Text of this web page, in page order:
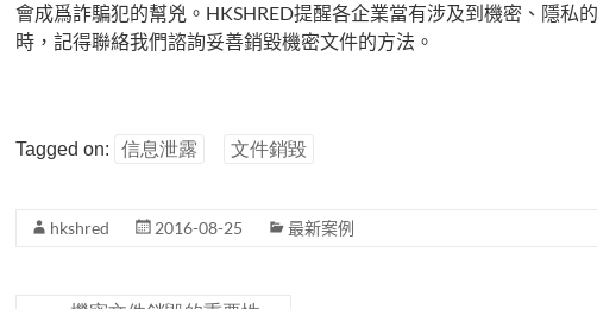
會成爲詐騙犯的幫兇。HKSHRED提醒各企業當有涉及到機密、隱私
時，記得聯絡我們諮詢妥善銷毀機密文件的方法。
Tagged on: 信息泄露 文件銷毀
hkshred 2016-08-25 最新案例